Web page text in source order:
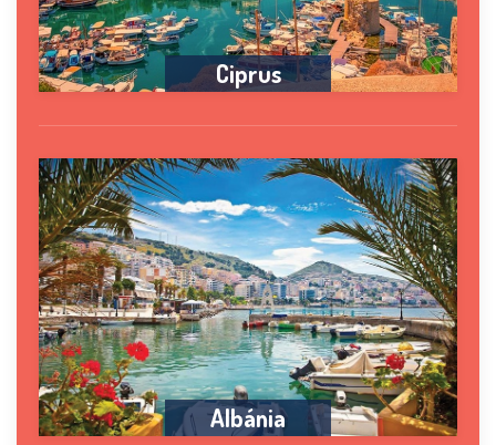
Ciprus
Albánia